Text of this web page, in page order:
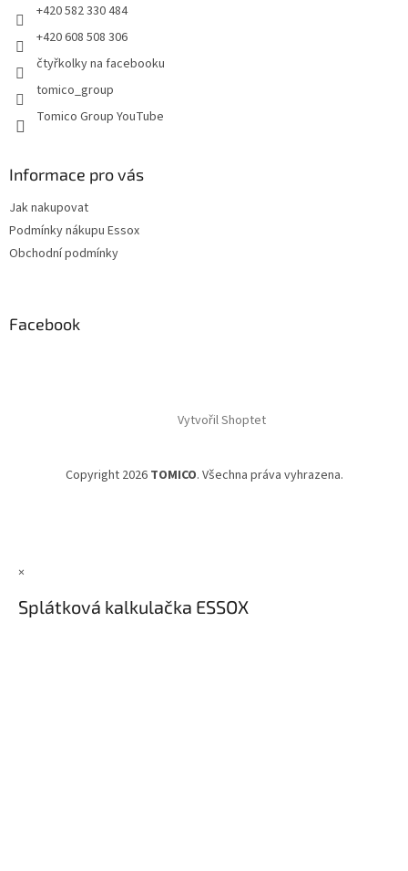
+420 582 330 484
+420 608 508 306
čtyřkolky na facebooku
tomico_group
Tomico Group YouTube
Informace pro vás
Jak nakupovat
Podmínky nákupu Essox
Obchodní podmínky
Facebook
Vytvořil Shoptet
Copyright 2026 TOMICO. Všechna práva vyhrazena.
×
Splátková kalkulačka ESSOX